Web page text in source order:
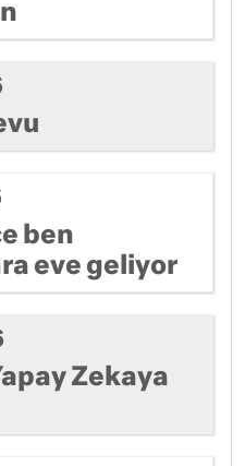
ben
eve geliyor
Zekaya